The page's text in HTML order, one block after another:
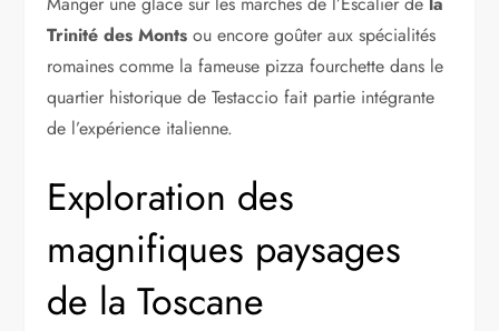
Trinité des Monts ou encore goûter aux spécialités
romaines comme la fameuse pizza fourchette dans le
quartier historique de Testaccio fait partie intégrante
de l’expérience italienne.
Exploration des
magnifiques paysages
de la Toscane